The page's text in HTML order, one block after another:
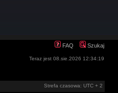
FAQ Szukaj
Teraz jest 08.sie.2026 12:34:19
Strefa czasowa: UTC + 2